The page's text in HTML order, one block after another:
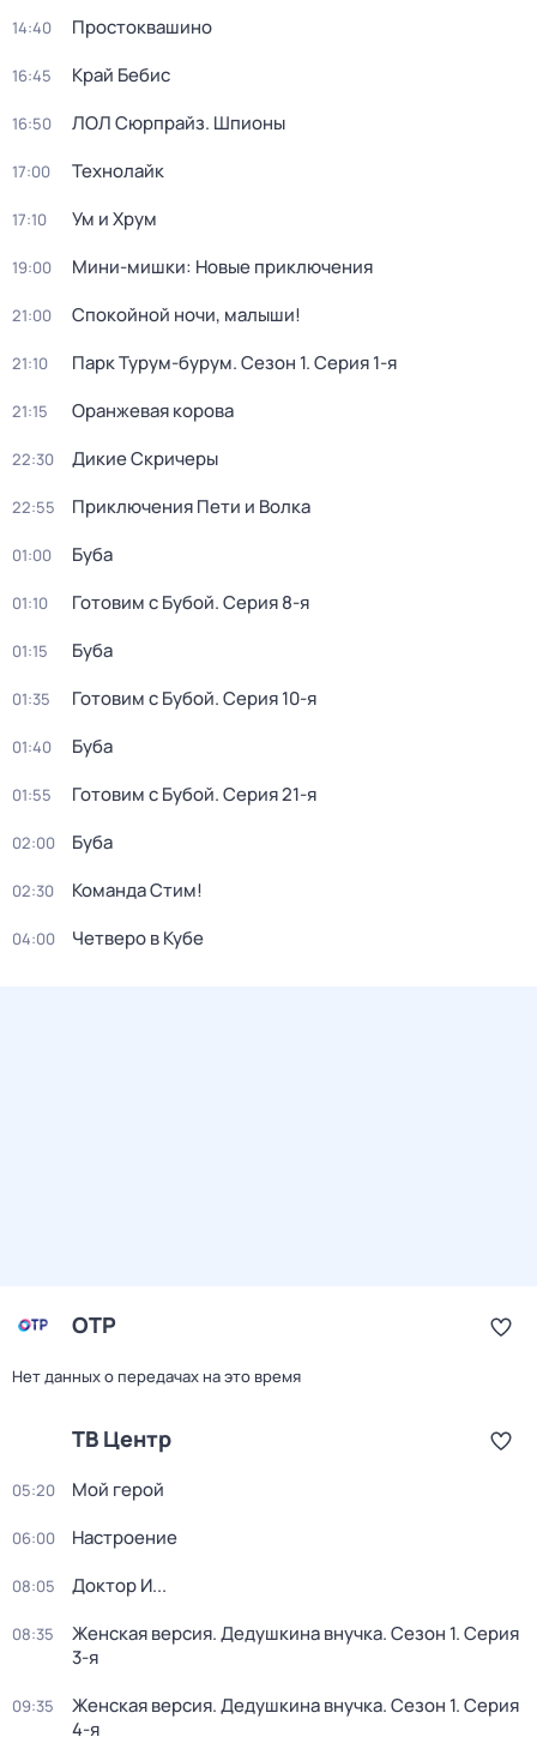
14:40 Простоквашино
16:45 Край Бебис
16:50 ЛОЛ Сюрпрайз. Шпионы
17:00 Технолайк
17:10 Ум и Хрум
19:00 Мини-мишки: Новые приключения
21:00 Спокойной ночи, малыши!
21:10 Парк Турум-бурум. Сезон 1. Серия 1-я
21:15 Оранжевая корова
22:30 Дикие Скричеры
22:55 Приключения Пети и Волка
01:00 Буба
01:10 Готовим с Бубой. Серия 8-я
01:15 Буба
01:35 Готовим с Бубой. Серия 10-я
01:40 Буба
01:55 Готовим с Бубой. Серия 21-я
02:00 Буба
02:30 Команда Стим!
04:00 Четверо в Кубе
ОТР
Нет данных о передачах на это время
ТВ Центр
05:20 Мой герой
06:00 Настроение
08:05 Доктор И...
08:35 Женская версия. Дедушкина внучка. Сезон 1. Серия
3-я
09:35 Женская версия. Дедушкина внучка. Сезон 1. Серия
4-я